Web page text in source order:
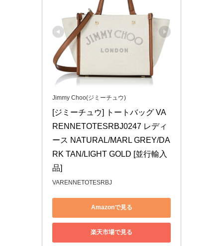
Jimmy Choo(ジミーチュウ)
[ジミーチュウ] トートバッグ VA
RENNETOTESRBJ0247 レディ
ース NATURAL/MARL GREY/DA
RK TAN/LIGHT GOLD [並行輸入
品]
VARENNETOTESRBJ
Amazonで見る
楽天市場で見る